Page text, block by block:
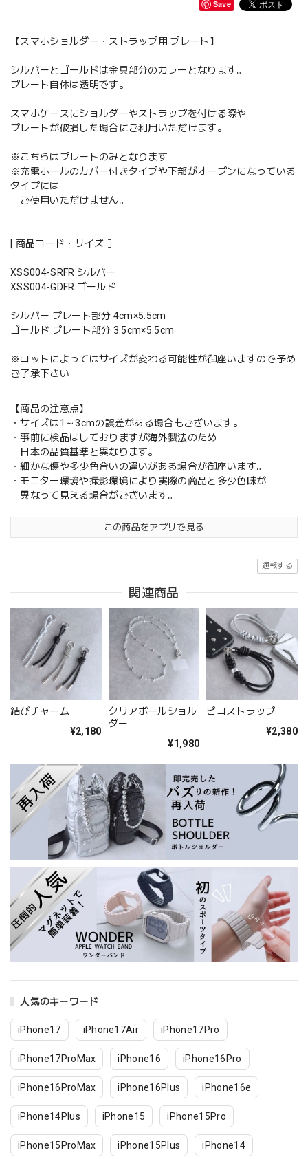
人気のキーワード
iPhone17 iPhone17Air iPhone17Pro
iPhone17ProMax iPhone16 iPhone16Pro
iPhone16ProMax iPhone16Plus iPhone16e
iPhone14Plus iPhone15 iPhone15Pro
iPhone15ProMax iPhone15Plus iPhone14
Save
【スマホショルダー・ストラップ用 プレート】
シルバーとゴールドは金具部分のカラーとなります。
プレート自体は透明です。
スマホケースにショルダーやストラップを付ける際や
プレートが破損した場合にご利用いただけます。
※こちらはプレートのみとなります
※充電ホールのカバー付きタイプや下部がオープンになっている
タイプには
ご使用いただけません。
[ 商品コード・サイズ ］
XSS004-SRFR シルバー
XSS004-GDFR ゴールド
シルバー プレート部分 4cm×5.5cm
ゴールド プレート部分 3.5cm×5.5cm
※ロットによってはサイズが変わる可能性が御座いますので予め
ご了承下さい
【商品の注意点】
・サイズは1～3cmの誤差がある場合もございます。
・事前に検品はしておりますが海外製法のため
日本の品質基準と異なります。
・細かな傷や多少色合いの違いがある場合が御座います。
・モニター環境や撮影環境により実際の商品と多少色味が
異なって見える場合がございます。
この商品をアプリで見る
通報する
関連商品
結びチャーム
¥2,180
クリアボールショル
ダー
¥1,980
ピコストラップ
¥2,380